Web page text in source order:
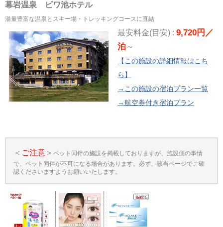
幕岩温泉 ビワ池ホテル
湯量豊富な温泉とスキー場・トレッキングコースに直結
最安料金(目安) : 9,720円／
泊～
【この施設の詳細情報はこち
ら】
→この施設の宿泊プラン一覧
→航空券付き宿泊プラン
＜ ご注意＞ ペット同伴の施設を掲載しておりますが、施設側の事情
で、ペット同伴が不可になる場合があります。必ず、該当ページでご確
認くださいますようお願いいたします。